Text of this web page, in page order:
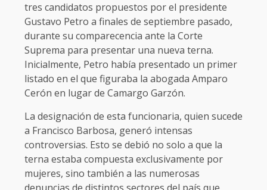
tres candidatos propuestos por el presidente
Gustavo Petro a finales de septiembre pasado,
durante su comparecencia ante la Corte
Suprema para presentar una nueva terna.
Inicialmente, Petro había presentado un primer
listado en el que figuraba la abogada Amparo
Cerón en lugar de Camargo Garzón.
La designación de esta funcionaria, quien sucede
a Francisco Barbosa, generó intensas
controversias. Esto se debió no solo a que la
terna estaba compuesta exclusivamente por
mujeres, sino también a las numerosas